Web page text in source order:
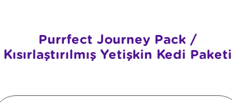
Purrfect Journey Pack /
Kısırlaştırılmış Yetişkin Kedi Paketi